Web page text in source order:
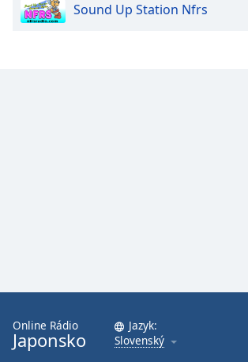
Close
Sound Up Station Nfrs
Online Rádio
Japonsko
Jazyk:
Slovenský